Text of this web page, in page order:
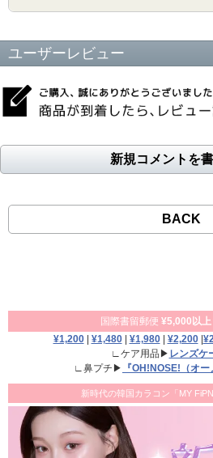
ユーザーレビュー
新規コメントを
BACK
国際書留郵便 ¥5,000以上
¥1,200| ¥1,480| ¥1,980| ¥2,200|
∟ケア用品▶ レンズケ
∟鼻プチ▶
『OH!NOSE!（オ
新時代の韓国カラコン「MY